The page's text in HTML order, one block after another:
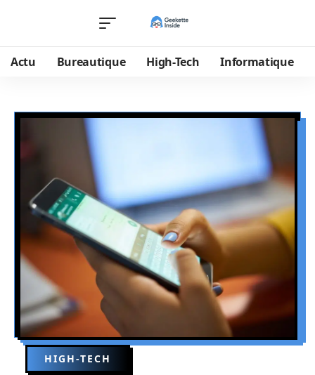
Actu Bureautique High-Tech Informatique
HIGH-TECH